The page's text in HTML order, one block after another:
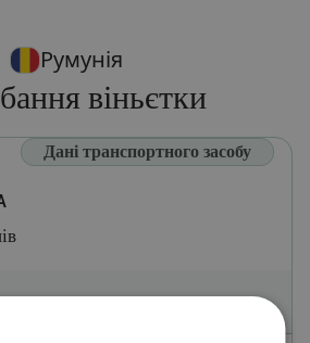
Румунія
віньєтки
Дані транспортного засобу